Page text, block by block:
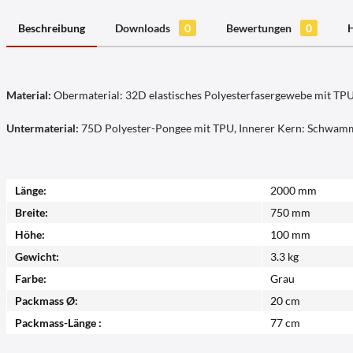
Beschreibung Downloads 0 Bewertungen 0
Material: Obermaterial: 32D elastisches Polyesterfasergewebe mit
Untermaterial: 75D Polyester-Pongee mit TPU, Innerer Kern:
Länge:
2000 mm
Breite:
750 mm
Höhe:
100 mm
Gewicht:
3.3 kg
Farbe:
Grau
Packmass Ø:
20 cm
Packmass-Länge :
77 cm